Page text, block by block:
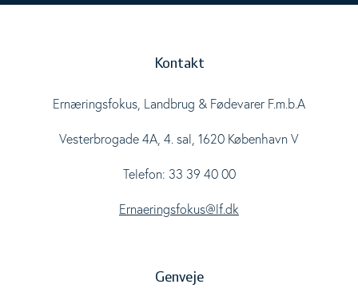
Kontakt
Ernæringsfokus, Landbrug & Fødevarer F.m.b.A
Vesterbrogade 4A, 4. sal, 1620 København V
Telefon: 33 39 40 00
Ernaeringsfokus@lf.dk
Genveje